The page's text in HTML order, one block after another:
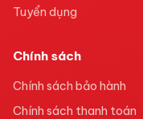
Tuyển dụng
Chính sách
Chính sách bảo hành
Chính sách thanh toán